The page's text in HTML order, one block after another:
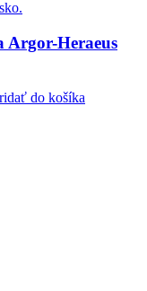
Argor-Heraeus
do košíka